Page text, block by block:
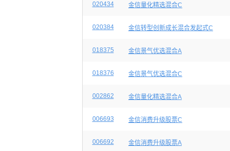
020434 金信量化精选混合C
020384 金信转型创新成长混合发起式C
018375 金信景气优选混合A
018376 金信景气优选混合C
002862 金信量化精选混合A
006693 金信消费升级股票C
006692 金信消费升级股票A